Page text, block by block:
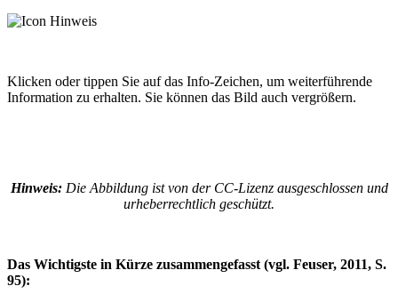
Klicken oder tippen Sie auf das Info-Zeichen, um weiterführende
Information zu erhalten. Sie können das Bild auch vergrößern.
Hinweis: Die Abbildung ist von der CC-Lizenz ausgeschlossen und
urheberrechtlich geschützt.
Das Wichtigste in Kürze zusammengefasst (vgl. Feuser, 2011, S.
95):